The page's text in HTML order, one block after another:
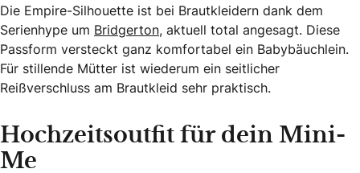
Die Empire-Silhouette ist bei Brautkleidern dank dem
Serienhype um Bridgerton, aktuell total angesagt. Diese
Passform versteckt ganz komfortabel ein Babybäuchlein.
Für stillende Mütter ist wiederum ein seitlicher
Reißverschluss am Brautkleid sehr praktisch.
Hochzeitsoutfit für dein Mini-
Me